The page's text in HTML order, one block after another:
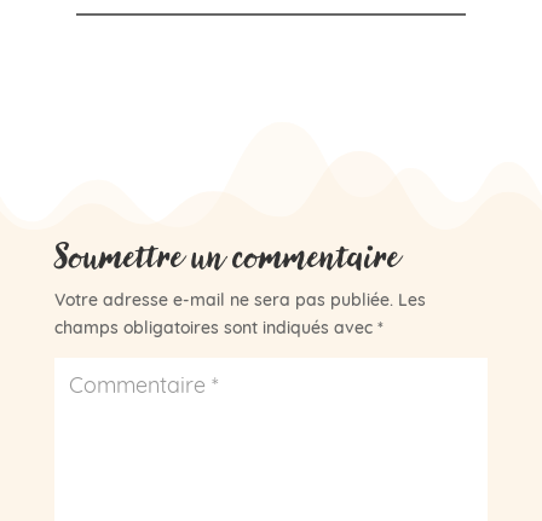
Soumettre un commentaire
Votre adresse e-mail ne sera pas publiée. Les
champs obligatoires sont indiqués avec *